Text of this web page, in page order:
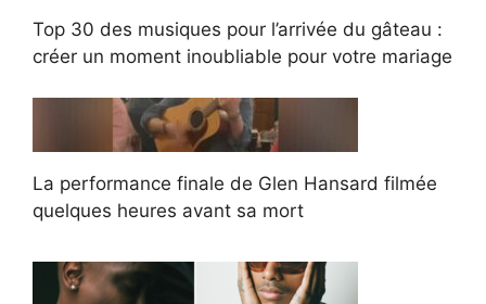
Top 30 des musiques pour l’arrivée du gâteau :
créer un moment inoubliable pour votre mariage
La performance finale de Glen Hansard filmée
quelques heures avant sa mort